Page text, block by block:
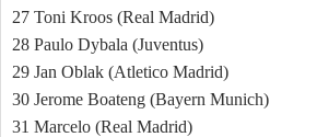
27 Toni Kroos (Real Madrid)
28 Paulo Dybala (Juventus)
29 Jan Oblak (Atletico Madrid)
30 Jerome Boateng (Bayern Munich)
31 Marcelo (Real Madrid)